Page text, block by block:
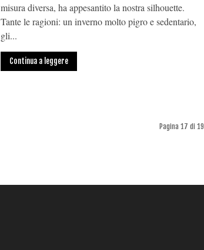
misura diversa, ha appesantito la nostra silhouette.
Tante le ragioni: un inverno molto pigro e sedentario,
gli...
Continua a leggere
Pagina 17 di 19